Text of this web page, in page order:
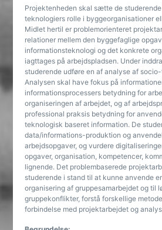
Projektenheden skal sætte de
teknologiers rolle i byggeorganisationer
Midlet hertil er problemorienteret
relationer mellem den byggefaglige
informationsteknologi og det konkrete
iagttages på arbejdspladsen. Under
studerende udføre en af analyse af
Analysen skal have fokus på
informationsprocessers betydning for
organiseringen af arbejdet, og af
professional praksis betydning for
teknologisk baseret information. De
data/informations-produktion og
arbejdsopgaver, og vurdere
opgaver, organisation, kompetencer,
lignende. Det problembaserede
studerende i stand til at kunne anvende
organisering af gruppesamarbejdet og til
gruppekonflikter, forstå forskellige
forbindelse med projektarbejdet og